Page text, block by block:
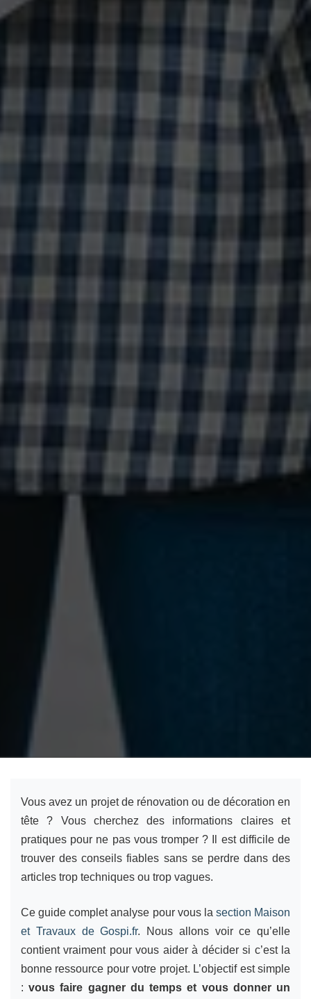
Vous avez un projet de rénovation ou de décoration en
tête ? Vous cherchez des informations claires et
pratiques pour ne pas vous tromper ? Il est difficile de
trouver des conseils fiables sans se perdre dans des
articles trop techniques ou trop vagues.
Ce guide complet analyse pour vous la section Maison
et Travaux de Gospi.fr. Nous allons voir ce qu’elle
contient vraiment pour vous aider à décider si c’est la
bonne ressource pour votre projet. L’objectif est simple
:vous faire gagner du temps et vous donner un